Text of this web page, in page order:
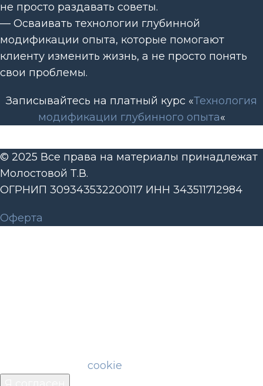
не просто раздавать советы.
— Осваивать технологии глубинной
модификации опыта, которые помогают
клиенту изменить жизнь, а не просто понять
свои проблемы.
Записывайтесь на платный курс «Технология
модификации глубинного опыта«
© 2025 Все права на материалы принадлежат
Молостовой Т.В.
ОГРНИП 309343532200117 ИНН 343511712984
Оферта
cookie